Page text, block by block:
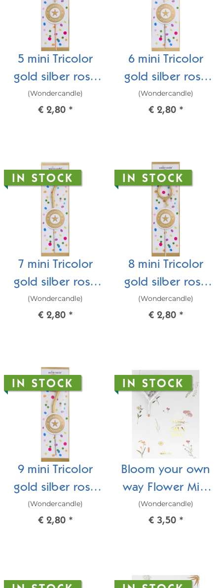
5 mini Tricolor
gold silber rosé
Wondercandle®
mini
(Wondercandle)
€ 2,80 *
6 mini Tricolor
gold silber rosé
Wondercandle®
mini
(Wondercandle)
€ 2,80 *
IN STOCK
7 mini Tricolor
gold silber rosé
Wondercandle®
mini
(Wondercandle)
€ 2,80 *
IN STOCK
8 mini Tricolor
gold silber rosé
Wondercandle®
mini
(Wondercandle)
€ 2,80 *
IN STOCK
9 mini Tricolor
gold silber rosé
Wondercandle®
mini
(Wondercandle)
€ 2,80 *
IN STOCK
Bloom your own
way Flower Mini
Wondercard
(Wondercandle)
€ 3,50 *